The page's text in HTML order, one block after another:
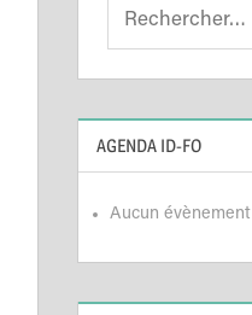
Search
AGENDA ID-FO
Aucun évènement